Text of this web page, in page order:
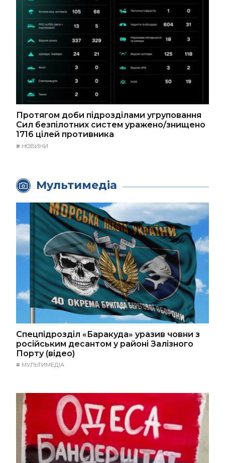
Протягом доби підрозділами угруповання
Сил безпілотних систем уражено/знищено
1716 цілей противника
# НОВИНИ
Мультимедіа
Спецпідрозділ «Баракуда» уразив човни з
російським десантом у районі Залізного
Порту (відео)
# МУЛЬТИМЕДІА